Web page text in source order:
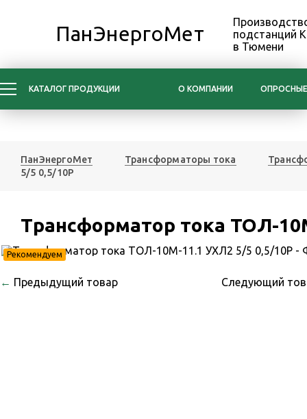
ПанЭнергоМет
подстанций
в Тюмени
КАТАЛОГ ПРОДУКЦИИ О КОМПАНИИ
ПанЭнергоМет Трансформаторы тока
5/5 0,5/10Р
Трансформатор тока ТОЛ-
Рекомендуем
← Предыдущий товар Следующий